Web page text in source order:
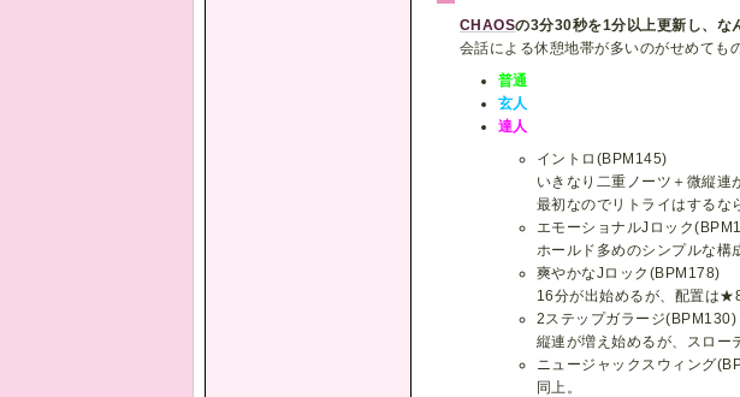
CHAOSの3分30秒を1分以上更新し、な
会話による休憩地帯が多いのがせめても
普通
玄人
達人
イントロ(BPM145)
いきなり二重ノーツ＋微縦連
最初なのでリトライはするな
エモーショナルJロック
ホールド多めのシンプルな構
爽やかなJロック(BPM178)
16分が出始めるが、配置は
2ステップガラージ(BPM130)
縦連が増え始めるが、スロー
ニュージャックスウィング
同上。